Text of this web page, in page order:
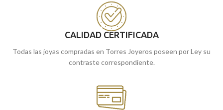
precioso tallado junto a terminación
Recógela en nuestras tiendas de
enviamos a casa.
Recógela
Málaga
llevamos a casa.
CALIDAD CERTIFICADA
Todas las joyas compradas en Torres Joyeros poseen por Ley su
contraste correspondiente.